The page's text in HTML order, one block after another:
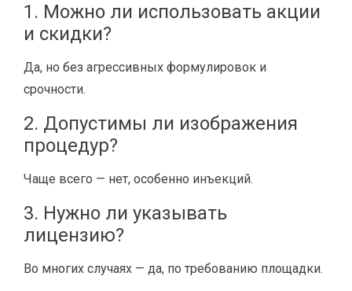
1. Можно ли использовать акции
и скидки?
Да, но без агрессивных формулировок и
срочности.
2. Допустимы ли изображения
процедур?
Чаще всего — нет, особенно инъекций.
3. Нужно ли указывать
лицензию?
Во многих случаях — да, по требованию площадки.